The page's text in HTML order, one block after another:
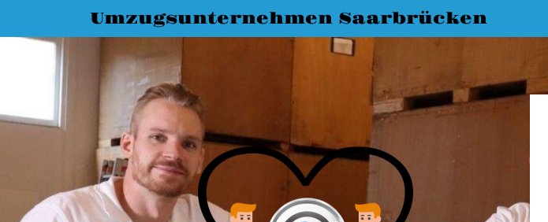
Umzugsunternehmen Saarbrücken